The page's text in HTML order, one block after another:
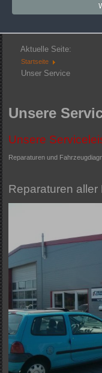
Insgesamt
Aktuelle Seite:
Startseite
Unser Service
Unsere
Unsere
Reparaturen und
Reparaturen aller